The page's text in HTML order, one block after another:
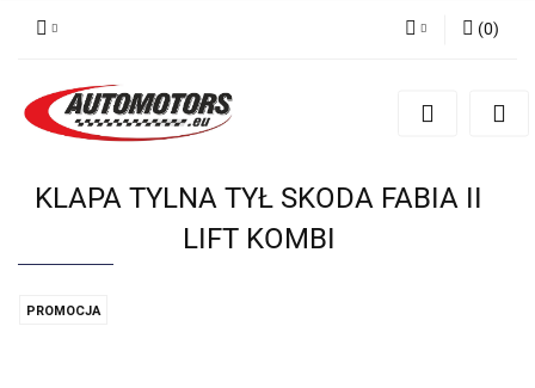
Zarejestruj się
(0)
KLAPA TYLNA TYŁ SKODA FABIA II
LIFT KOMBI
PROMOCJA